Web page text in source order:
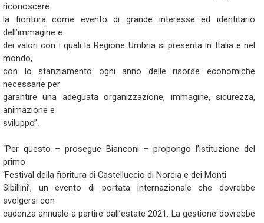
riconoscere
la fioritura come evento di grande interesse ed identitario
dell’immagine e
dei valori con i quali la Regione Umbria si presenta in Italia e nel
mondo,
con lo stanziamento ogni anno delle risorse economiche
necessarie per
garantire una adeguata organizzazione, immagine, sicurezza,
animazione e
sviluppo”.
“Per questo – prosegue Bianconi – propongo l’istituzione del
primo
‘Festival della fioritura di Castelluccio di Norcia e dei Monti
Sibillini’, un evento di portata internazionale che dovrebbe
svolgersi con
cadenza annuale a partire dall’estate 2021. La gestione dovrebbe